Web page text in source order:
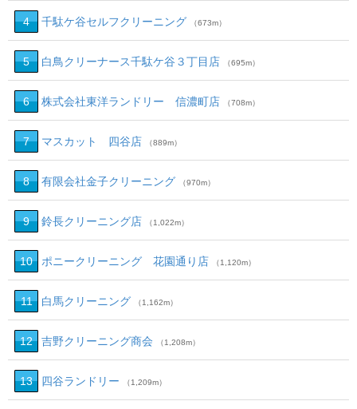
4 千駄ケ谷セルフクリーニング （673m）
5 白鳥クリーナース千駄ケ谷３丁目店 （695m）
6 株式会社東洋ランドリー 信濃町店 （708m）
7 マスカット 四谷店 （889m）
8 有限会社金子クリーニング （970m）
9 鈴長クリーニング店 （1,022m）
10 ポニークリーニング 花園通り店 （1,120m）
11 白馬クリーニング （1,162m）
12 吉野クリーニング商会 （1,208m）
13 四谷ランドリー （1,209m）